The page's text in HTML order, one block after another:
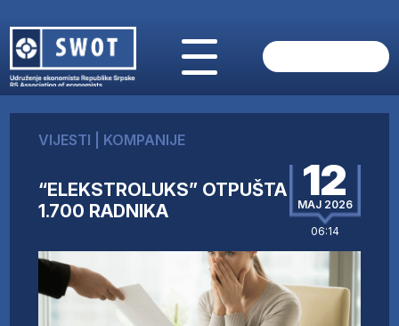
O NAMA
ANALIZE
KOMPANIJE
IZ STRANIH MEDIJA
AKTIVNOSTI
SWOT INTERVJU
VIJESTI KOMPANIJE
“ELEKSTROLUKS” OTPUŠTA
1.700 RADNIKA
12
MAJ 2026
06:14